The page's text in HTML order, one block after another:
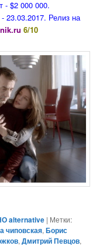
- $2 000 000.
23.03.2017. Релиз на
6/10
alternative | Метки:
чиповская,Борис
,Дмитрий Певцов,